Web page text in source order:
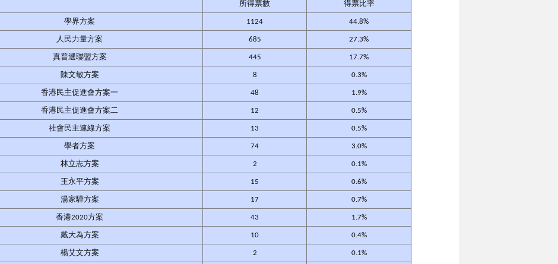
所得票數 得票比率
學界方案 1124 44.8%
人民力量方案 685 27.3%
真普選聯盟方案 445 17.7%
陳文敏方案 8 0.3%
香港民主促進會方案一 48 1.9%
香港民主促進會方案二 12 0.5%
社會民主連線方案 13 0.5%
學者方案 74 3.0%
林立志方案 2 0.1%
王永平方案 15 0.6%
湯家驊方案 17 0.7%
香港2020方案 43 1.7%
戴大為方案 10 0.4%
楊艾文方案 2 0.1%